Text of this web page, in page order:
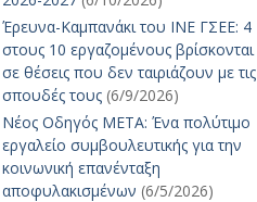
Έρευνα-Καμπανάκι του ΙΝΕ ΓΣΕΕ: 4
στους 10 εργαζομένους βρίσκονται
σε θέσεις που δεν ταιριάζουν με τις
σπουδές τους (6/9/2026)
Νέος Οδηγός ΜΕΤΑ: Ένα πολύτιμο
εργαλείο συμβουλευτικής για την
κοινωνική επανένταξη
αποφυλακισμένων (6/5/2026)